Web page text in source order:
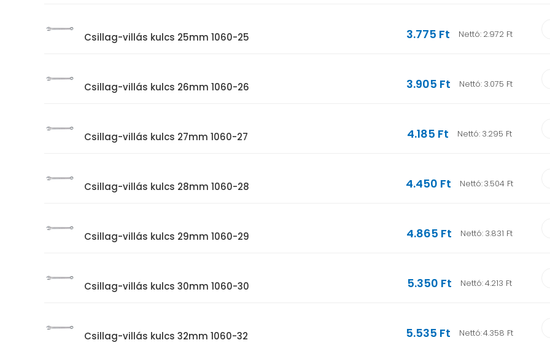
Csillag-villás kulcs 25mm 1060-25 3.775 Ft Nettó: 2.972 Ft
Csillag-villás kulcs 26mm 1060-26 3.905 Ft Nettó: 3.075 Ft
Csillag-villás kulcs 27mm 1060-27 4.185 Ft Nettó: 3.295 Ft
Csillag-villás kulcs 28mm 1060-28 4.450 Ft Nettó:3.504 Ft
Csillag-villás kulcs 29mm 1060-29 4.865 Ft Nettó: 3.831 Ft
Csillag-villás kulcs 30mm 1060-30 5.350 Ft Nettó:4.213 Ft
Csillag-villás kulcs 32mm 1060-32 5.535 Ft Nettó:4.358 Ft